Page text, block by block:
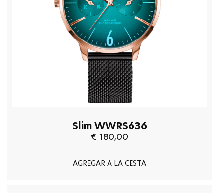
Slim WWRS636
€ 180,00
AGREGAR A LA CESTA